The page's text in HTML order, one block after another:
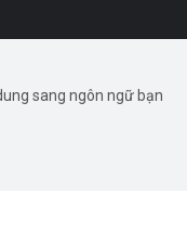
sang ngôn ngữ bạn